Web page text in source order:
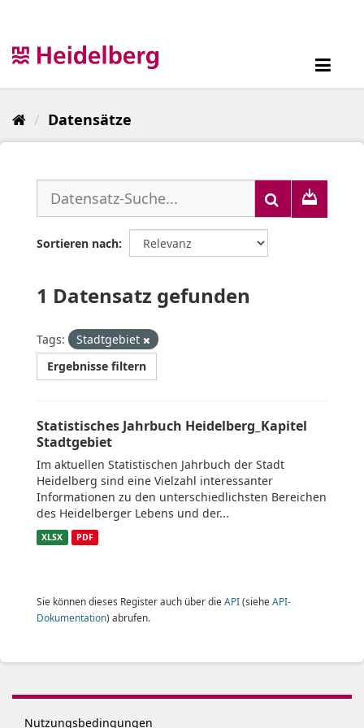
Datensätze
Sortieren nach
1 Datensatz gefunden
Tags:
Stadtgebiet
Ergebnisse filtern
Statistisches Jahrbuch Heidelberg_Kapitel
Stadtgebiet
Im aktuellen Statistischen Jahrbuch der Stadt
Heidelberg sind eine Vielzahl interessanter
Informationen zu den unterschiedlichsten Bereichen
des Heidelberger Lebens und der...
XLSX PDF
Sie können dieses Register auch über die API(siehe API-
Dokumentation) abrufen.
Nutzungsbedingungen